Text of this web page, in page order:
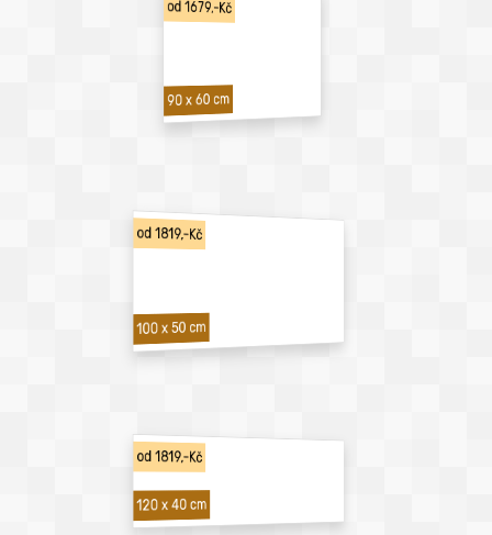
od 1679,-Kč
90 x 60 cm
od 1819,-Kč
100 x 50 cm
od 1819,-Kč
120 x 40 cm